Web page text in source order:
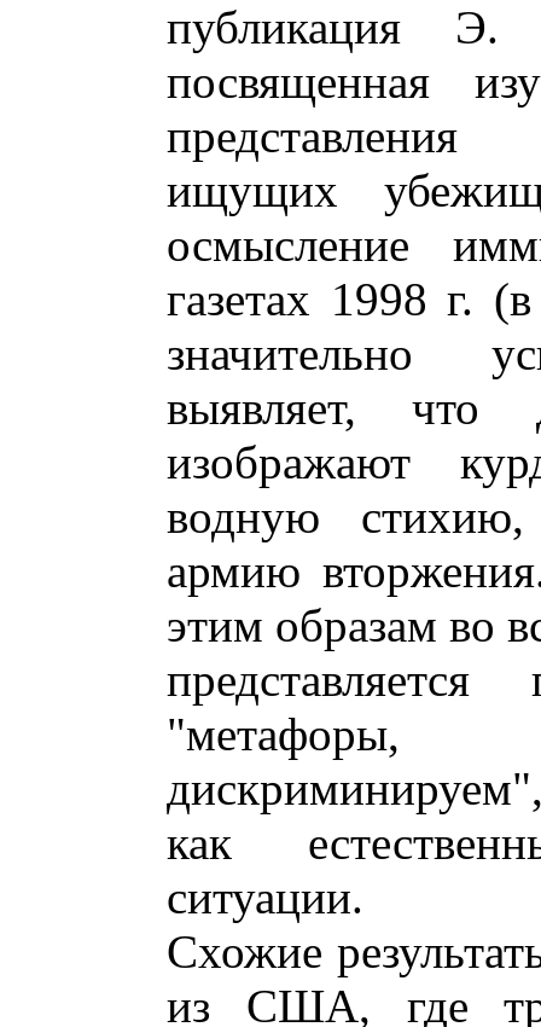
публикация Э.
посвященная
ищущих
осмысление
газетах 1998 г.
значительно
выявляет, что
изображают
водную стихию,
армию
этим образам во
как
ситуации.
Схожие
из США, где